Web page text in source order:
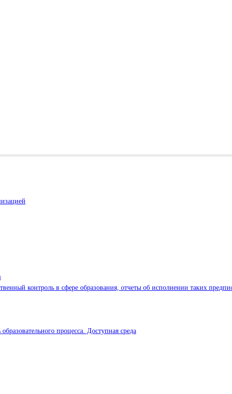
контроль в сфере образования, отчеты об исполнении таких
процесса. Доступная среда